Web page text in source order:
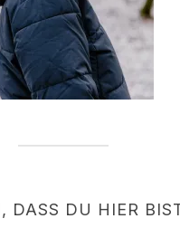
DASS DU HIER